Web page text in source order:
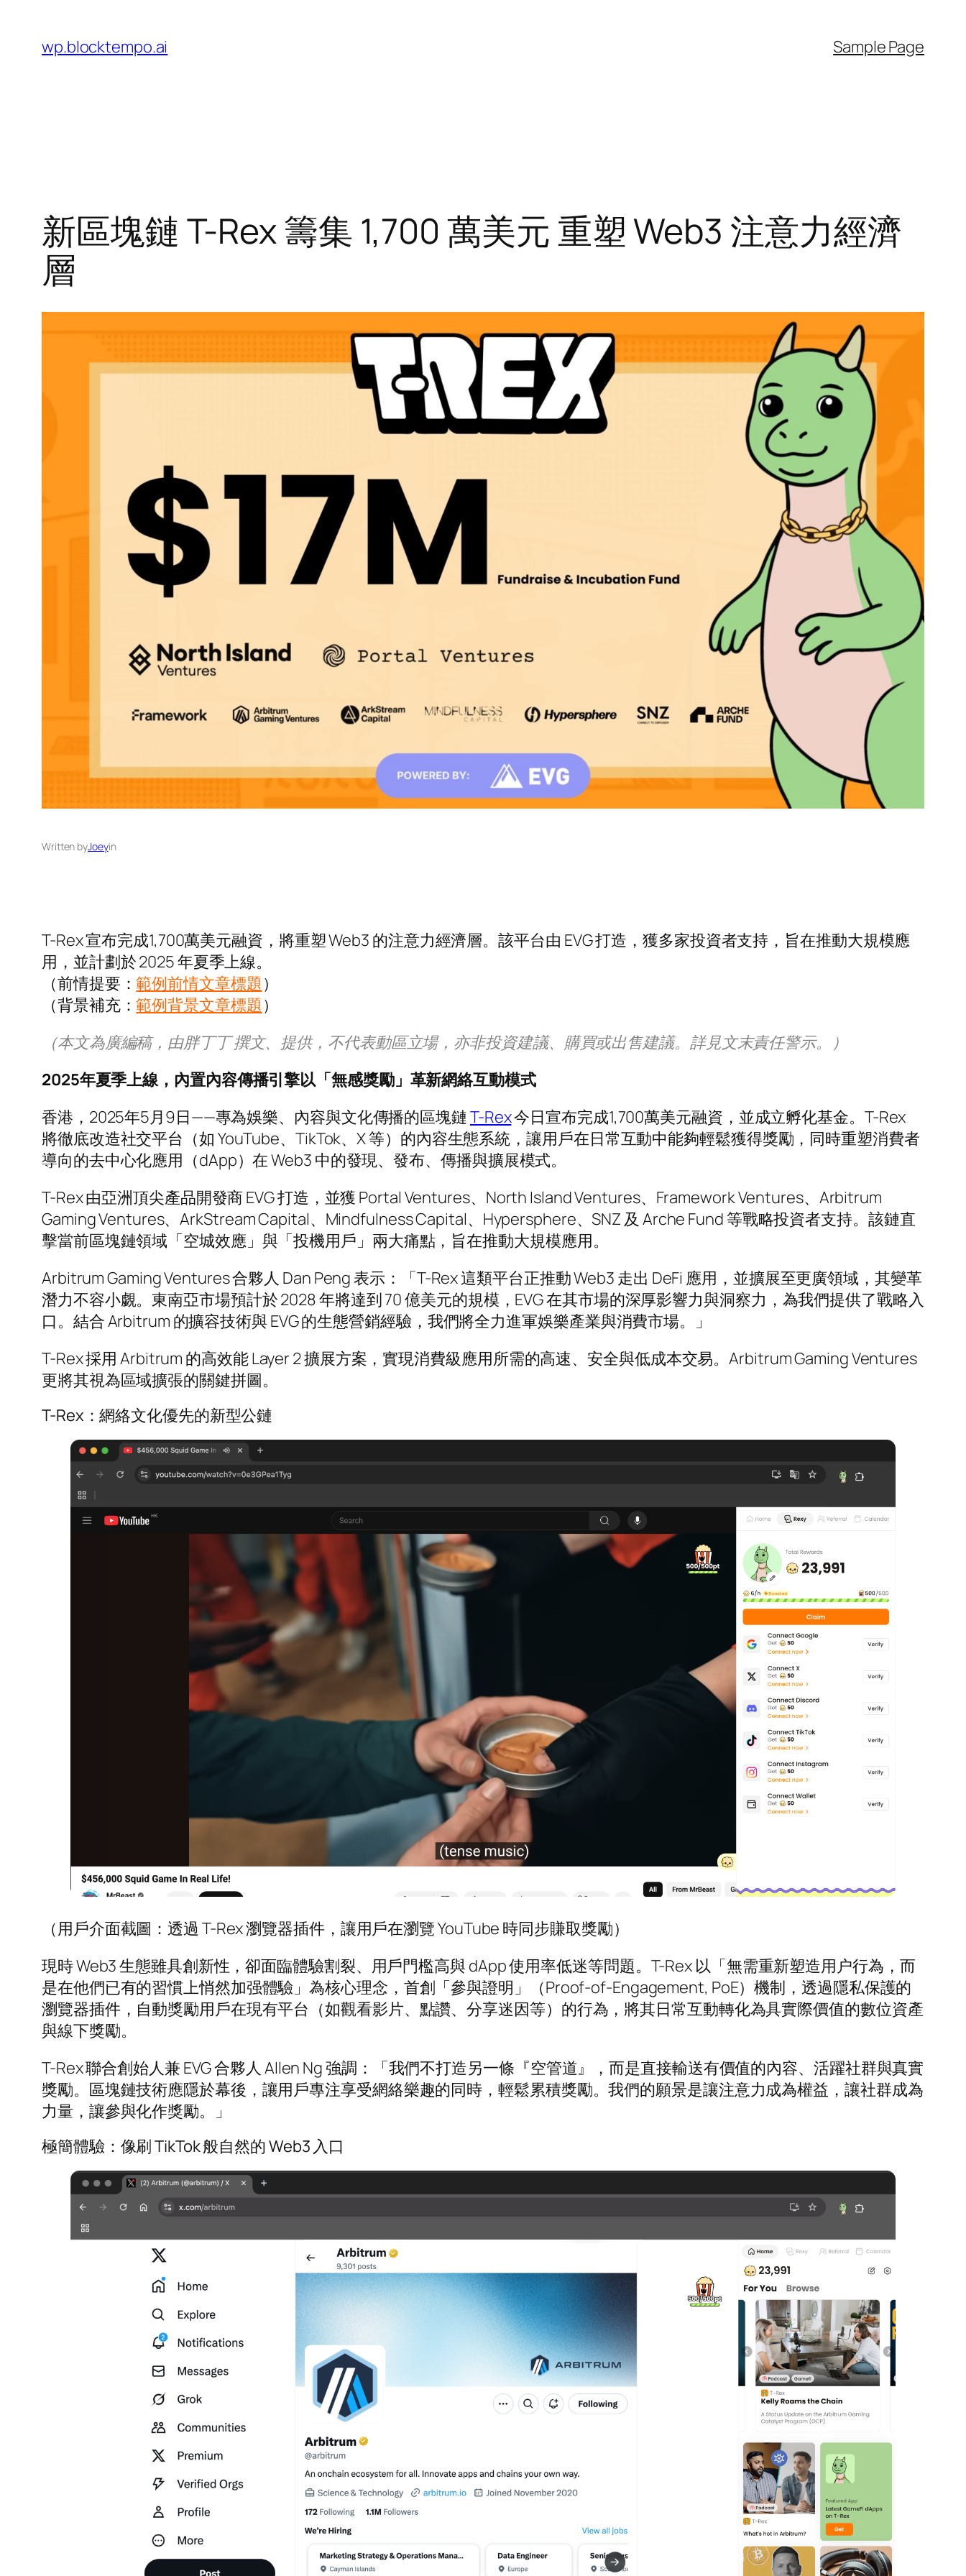
content
wp.blocktempo.ai Sample Page
新區塊鏈 T-Rex 籌集 1,700 萬美元 重塑 Web3 注意力經濟
層
Written byJoeyin
T-Rex 宣布完成1,700萬美元融資，將重塑 Web3 的注意力經濟層。該平台由 EVG 打造，獲多家投資者支持，旨在推動大規模應
用，並計劃於 2025 年夏季上線。
（前情提要：範例前情文章標題）
（背景補充：範例背景文章標題）
（本文為廣編稿，由胖丁丁 撰文、提供，不代表動區立場，亦非投資建議、購買或出售建議。詳見文末責任警示。）
2025年夏季上線，內置內容傳播引擎以「無感獎勵」革新網絡互動模式
香港，2025年5月9日——專為娛樂、內容與文化傳播的區塊鏈T-Rex今日宣布完成1,700萬美元融資，並成立孵化基金。T-Rex
將徹底改造社交平台（如 YouTube、TikTok、X 等）的內容生態系統，讓用戶在日常互動中能夠輕鬆獲得獎勵，同時重塑消費者
導向的去中心化應用（dApp）在 Web3 中的發現、發布、傳播與擴展模式。
T-Rex 由亞洲頂尖產品開發商 EVG 打造，並獲 Portal Ventures、North Island Ventures、Framework Ventures、Arbitrum
Gaming Ventures、ArkStream Capital、Mindfulness Capital、Hypersphere、SNZ 及 Arche Fund 等戰略投資者支持。該鏈直
擊當前區塊鏈領域「空城效應」與「投機用戶」兩大痛點，旨在推動大規模應用。
Arbitrum Gaming Ventures 合夥人 Dan Peng 表示：「T-Rex 這類平台正推動 Web3 走出 DeFi 應用，並擴展至更廣領域，其變革
潛力不容小覷。東南亞市場預計於 2028 年將達到 70 億美元的規模，EVG 在其市場的深厚影響力與洞察力，為我們提供了戰略入
口。結合 Arbitrum 的擴容技術與 EVG 的生態營銷經驗，我們將全力進軍娛樂產業與消費市場。」
T-Rex 採用 Arbitrum 的高效能 Layer 2 擴展方案，實現消費級應用所需的高速、安全與低成本交易。Arbitrum Gaming Ventures
更將其視為區域擴張的關鍵拼圖。
T-Rex：網絡文化優先的新型公鏈
（用戶介面截圖：透過 T-Rex 瀏覽器插件，讓用戶在瀏覽 YouTube 時同步賺取獎勵）
現時 Web3 生態雖具創新性，卻面臨體驗割裂、用戶門檻高與 dApp 使用率低迷等問題。T-Rex 以「無需重新塑造用户行為，而
是在他們已有的習慣上悄然加强體驗」為核心理念，首創「參與證明」（Proof-of-Engagement, PoE）機制，透過隱私保護的
瀏覽器插件，自動獎勵用戶在現有平台（如觀看影片、點讚、分享迷因等）的行為，將其日常互動轉化為具實際價值的數位資產
與線下獎勵。
T-Rex 聯合創始人兼 EVG 合夥人 Allen Ng 強調：「我們不打造另一條『空管道』，而是直接輸送有價值的內容、活躍社群與真實
獎勵。區塊鏈技術應隱於幕後，讓用戶專注享受網絡樂趣的同時，輕鬆累積獎勵。我們的願景是讓注意力成為權益，讓社群成為
力量，讓參與化作獎勵。」
極簡體驗：像刷 TikTok 般自然的 Web3 入口